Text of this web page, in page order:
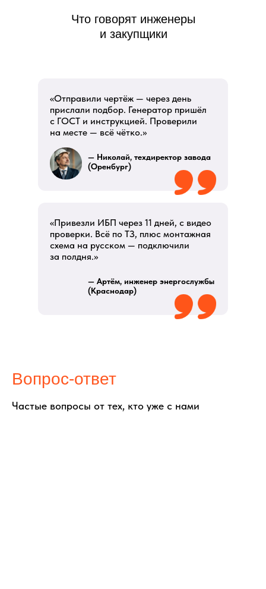
Что говорят инженеры
и закупщики
«Привезли ИБП через 11 дней, с видео
проверки. Всё по ТЗ, плюс монтажная
схема на русском — подключили
за полдня.»
— Артём, инженер энергослужбы
(Краснодар)
«Отправили чертёж — через день
прислали подбор. Генератор пришёл
с ГОСТ и инструкцией. Проверили
на месте — всё чётко.»
— Николай, техдиректор завода
(Оренбург)
Вопрос-ответ
Частые вопросы от тех, кто уже с нами
Даю согласие на обработкуперсональных данных
и соглашаюсь сполитикой конфиденциальности
Оставить заявку
Соглашение об Обработке
Персональных данных
© 2026 ООО «ПРО ТОРГ»